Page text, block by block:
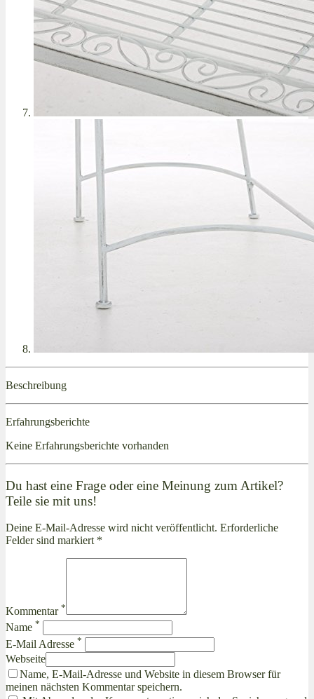
Beschreibung
Erfahrungsberichte
Keine Erfahrungsberichte vorhanden
Du hast eine Frage oder eine Meinung zum Artikel?
Teile sie mit uns!
Deine E-Mail-Adresse wird nicht veröffentlicht. Erforderliche
Felder sind markiert *
Kommentar *
Name *
E-Mail Adresse *
Webseite
Name, E-Mail-Adresse und Website in diesem Browser für
meinen nächsten Kommentar speichern.